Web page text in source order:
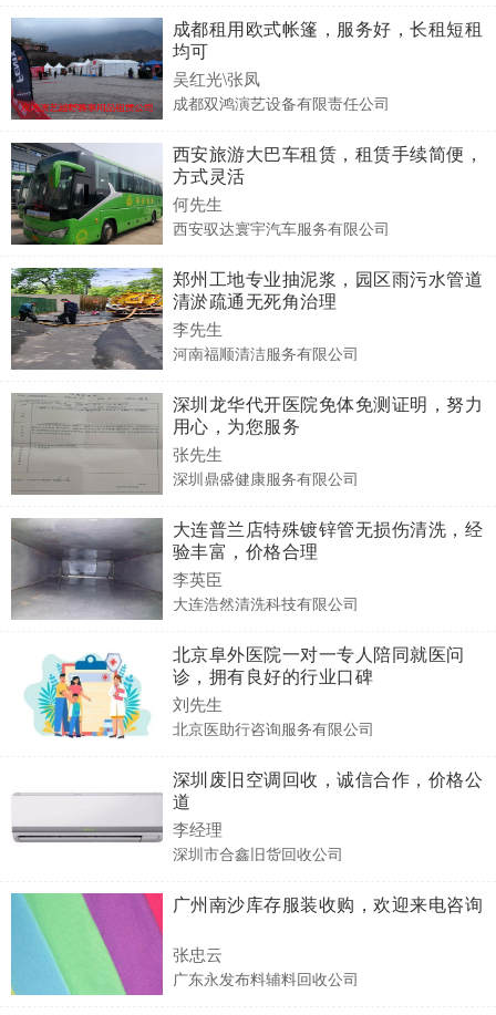
成都租用欧式帐篷，服务好，长租短租
均可
吴红光\张凤
成都双鸿演艺设备有限责任公司
西安旅游大巴车租赁，租赁手续简便，
方式灵活
何先生
西安驭达寰宇汽车服务有限公司
郑州工地专业抽泥浆，园区雨污水管道
清淤疏通无死角治理
李先生
河南福顺清洁服务有限公司
深圳龙华代开医院免体免测证明，努力
用心，为您服务
张先生
深圳鼎盛健康服务有限公司
大连普兰店特殊镀锌管无损伤清洗，经
验丰富，价格合理
李英臣
大连浩然清洗科技有限公司
北京阜外医院一对一专人陪同就医问
诊，拥有良好的行业口碑
刘先生
北京医助行咨询服务有限公司
深圳废旧空调回收，诚信合作，价格公
道
李经理
深圳市合鑫旧货回收公司
广州南沙库存服装收购，欢迎来电咨询
张忠云
广东永发布料辅料回收公司